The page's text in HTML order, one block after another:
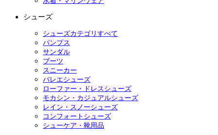
シューズ
シューズカテゴリすべて
パンプス
サンダル
ブーツ
スニーカー
バレエシューズ
ローファー・ドレスシューズ
モカシン・カジュアルシューズ
レイン・スノーシューズ
コンフォートシューズ
シューケア・靴用品